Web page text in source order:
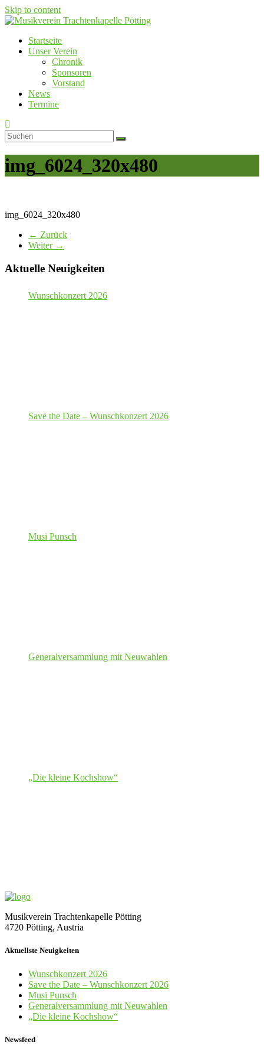
Skip to content
Musikverein Trachtenkapelle Pötting
Startseite
Unser Verein
Chronik
Sponsoren
Vorstand
News
Termine
img_6024_320x480
img_6024_320x480
← Zurück
Weiter →
Aktuelle Neuigkeiten
Wunschkonzert 2026
Save the Date – Wunschkonzert 2026
Musi Punsch
Generalversammlung mit Neuwahlen
„Die kleine Kochshow“
Musikverein Trachtenkapelle Pötting
4720 Pötting, Austria
Aktuellste Neuigkeiten
Wunschkonzert 2026
Save the Date – Wunschkonzert 2026
Musi Punsch
Generalversammlung mit Neuwahlen
„Die kleine Kochshow“
Newsfeed